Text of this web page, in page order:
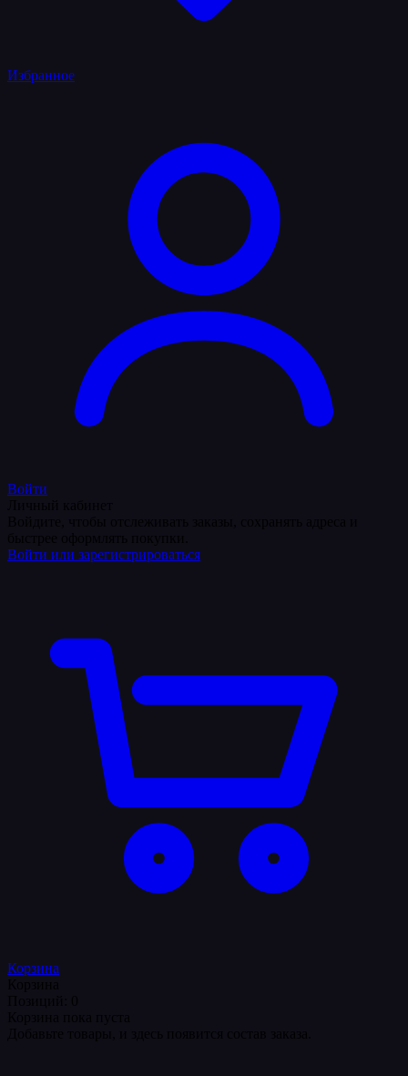
Избранное
Войти
Войти или зарегистрироваться
Корзина